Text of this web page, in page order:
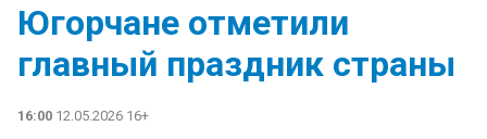
Югорчане отметили
главный праздник страны
16:00 12.05.2026 16+